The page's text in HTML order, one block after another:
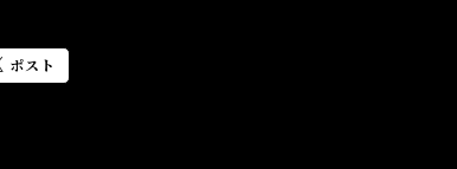
ポスト